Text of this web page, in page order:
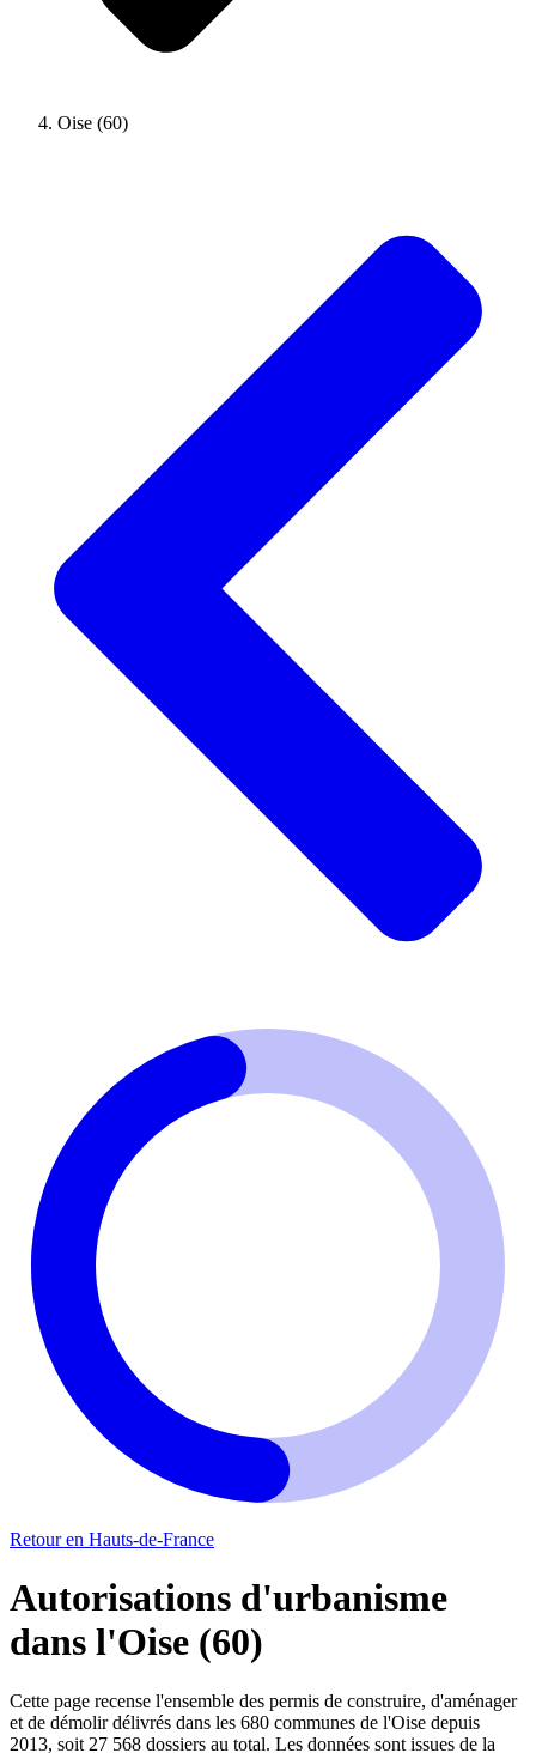
Oise (60)
Retour en Hauts-de-France
Autorisations d'urbanisme
dans l'Oise (60)
Cette page recense l'ensemble des permis de construire, d'aménager
et de démolir délivrés dans les 680 communes de l'Oise depuis
2013, soit 27 568 dossiers au total. Les données sont issues de la